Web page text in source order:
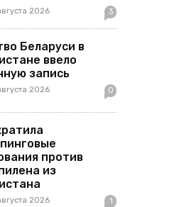
2026 3
Беларуси в
ввело
запись
2026 0
против
из
2026 1